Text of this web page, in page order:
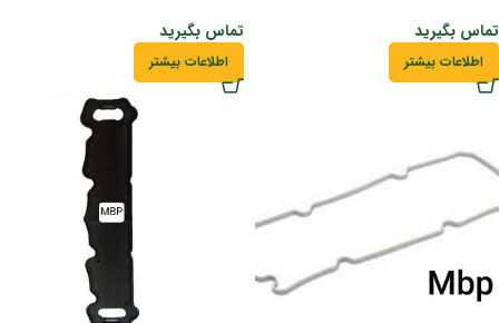
تماس بگیرید
اطلاعات بیشتر
تماس بگیرید
اطلاعات بیشتر